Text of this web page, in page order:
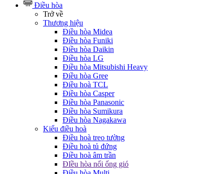
Điều hòa
Trở về
Thương hiệu
Điều hòa Midea
Điều hòa Funiki
Điều hòa Daikin
Điều hòa LG
Điều hòa Mitsubishi Heavy
Điều hòa Gree
Điều hoà TCL
Điều hòa Casper
Điều hòa Panasonic
Điều hòa Sumikura
Điều hòa Nagakawa
Kiểu điều hoà
Điều hoà treo tường
Điều hoà tủ đứng
Điều hoà âm trần
ĐIều hòa nối ống gió